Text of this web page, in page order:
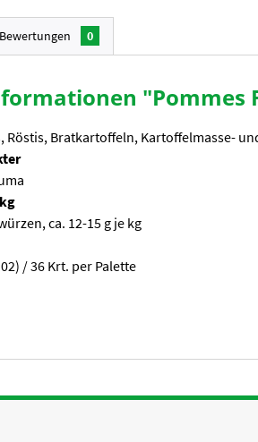
Bewertungen 0
"Pommes
Röstis, Bratkartoffeln, Kartoffelmasse-
ca. 12-15 g je kg
/ 36 Krt. per Palette